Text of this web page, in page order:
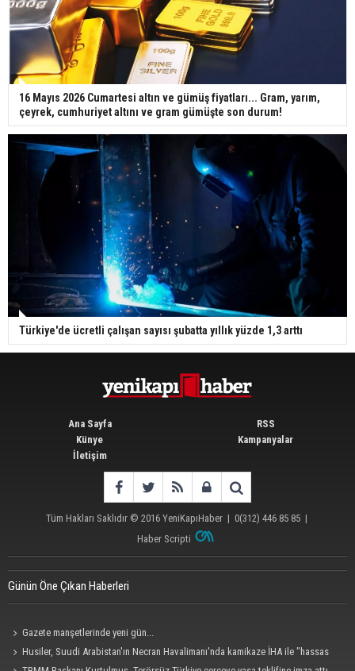
16 Mayıs 2026 Cumartesi altın ve gümüş fiyatları... Gram, yarım,
çeyrek, cumhuriyet altını ve gram gümüşte son durum!
Türkiye'de ücretli çalışan sayısı şubatta yıllık yüzde 1,3 arttı
Ana Sayfa
Künye
İletişim
RSS
Kampanyalar
Tüm Hakları Saklıdır © 2016 YeniKapıHaber| 0(312) 446 85 85|
Haber Scripti
Günün Öne Çıkan Haberleri
Gazete manşetlerinde yeni gün...
Husiler, Suudi Arabistan'ın Necran Havalimanı'nda kamikaze İHA ile "hassas